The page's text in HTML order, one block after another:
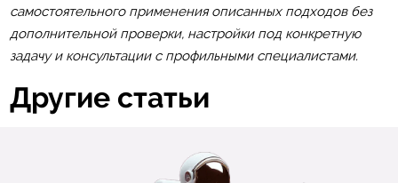
самостоятельного применения описанных подходов без
дополнительной проверки, настройки под конкретную
задачу и консультации с профильными специалистами.
Другие статьи